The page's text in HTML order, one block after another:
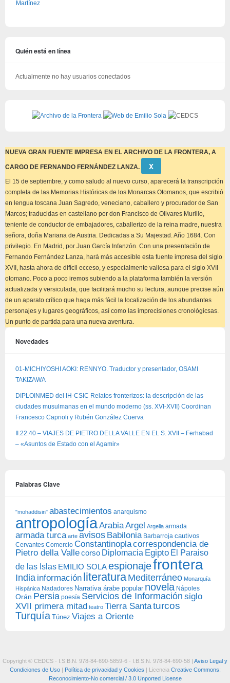
Quién está en línea
Actualmente no hay usuarios conectados
NUEVA GRAN FUENTE IMPRESA EN EL ARCHIVO DE LA FRONTERA, A
CARGO DE FERNANDO FERNÁNDEZ LANZA. Descartar
este
aviso
Χ
El 15 de septiembre, y como saludo al nuevo curso, aparecerá la transcripción
completa de las Memorias Históricas de los Monarcas Otomanos, que escribió
en lengua toscana Juan Sagredo, veneciano, caballero y procurador de San
Marcos; traducidas en castellano por don Francisco de Olivares Murillo,
teniente de conductor de embajadores, caballerizo de la reina madre, nuestra
señora, doña Mariana de Austria. Dedicadas a Su Majestad. Año 1684. Con
privilegio. En Madrid, por Juan García Infanzón. Con una presentación de
Fernando Fernández Lanza, hará más accesible esta fuente impresa del siglo
XVII, hasta ahora de difícil ecceso, y especialmente valiosa para el siglo XVII
otomano. Poco a poco iremos subiendo a la plataforma también la versión
actualizada y versiculada, que facilitará mucho su lectura, aunque precise aún
de un aparato crítico que haga más fácil la localización de los abundantes
personajes y lugares geográficos, así como las imprecisiones cronológicsas.
Un punto de partida para una nueva aventura.
Novedades
01-MICHIYOSHI AOKI: RENNYO. Traductor y presentador, OSAMI
TAKIZAWA
DIPLOINMED del IH-CSIC Relatos fronterizos: la descripción de las
ciudades musulmanas en el mundo moderno (ss. XVI-XVII) Coordinan
Francesco Caprioli y Rubén González Cuerva
II.22.40 – VIAJES DE PIETRO DELLA VALLE EN EL S. XVII – Ferhabad
– «Asuntos de Estado con el Agamir»
Palabras Clave
"mohaddisin" abastecimientos anarquismo
antropologíaArabiaArgel Argelia armada
armada turca arte avisos Babilonia Barbarroja cautivos
Cervantes Comercio Constantinoplacorrespondencia de
Pietro della Vallecorso Diplomacia Egipto El Paraiso
de las Islas EMILIO SOLAespionajefrontera
India información literatura Mediterráneo Monarquía
Hispánica Nadadores Narrativa árabe popular novela Nápoles
Orán Persia poesía Servicios de Información siglo
XVII primera mitad teatro Tierra Santaturcos
Turquía Túnez Viajes a Oriente
Copyright © CEDCS - I.S.B.N. 978-84-690-5859-6 - I.B.S.N. 978-84-690-58 | Aviso Legal y
Condiciones de Uso| Política de privacidad y Cookies | Licencia Creative Commons:
Reconocimiento-No comercial / 3.0 Unported License